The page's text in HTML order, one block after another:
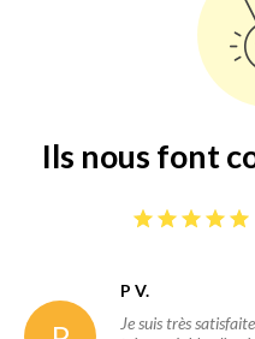
Ils nous font
P V.
Je suis très